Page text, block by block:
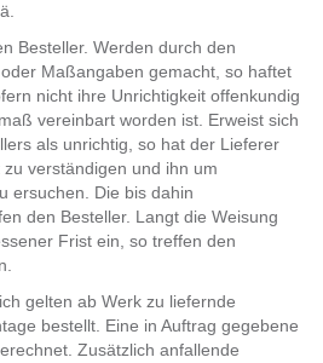
Besteller. Werden durch den
Maßangaben gemacht, so haftet
nicht ihre Unrichtigkeit offenkundig
vereinbart worden ist. Erweist sich
als unrichtig, so hat der Lieferer
verständigen und ihn um
ersuchen. Die bis dahin
den Besteller. Langt die Weisung
Frist ein, so treffen den
gelten ab Werk zu liefernde
bestellt. Eine in Auftrag gegebene
Zusätzlich anfallende